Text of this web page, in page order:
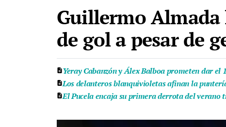
Guillermo
de gol a pesar de
Yeray Cabanzón y Álex Balboa prometen dar el
Los delanteros blanquivioletas afinan la
El Pucela encaja su primera derrota del